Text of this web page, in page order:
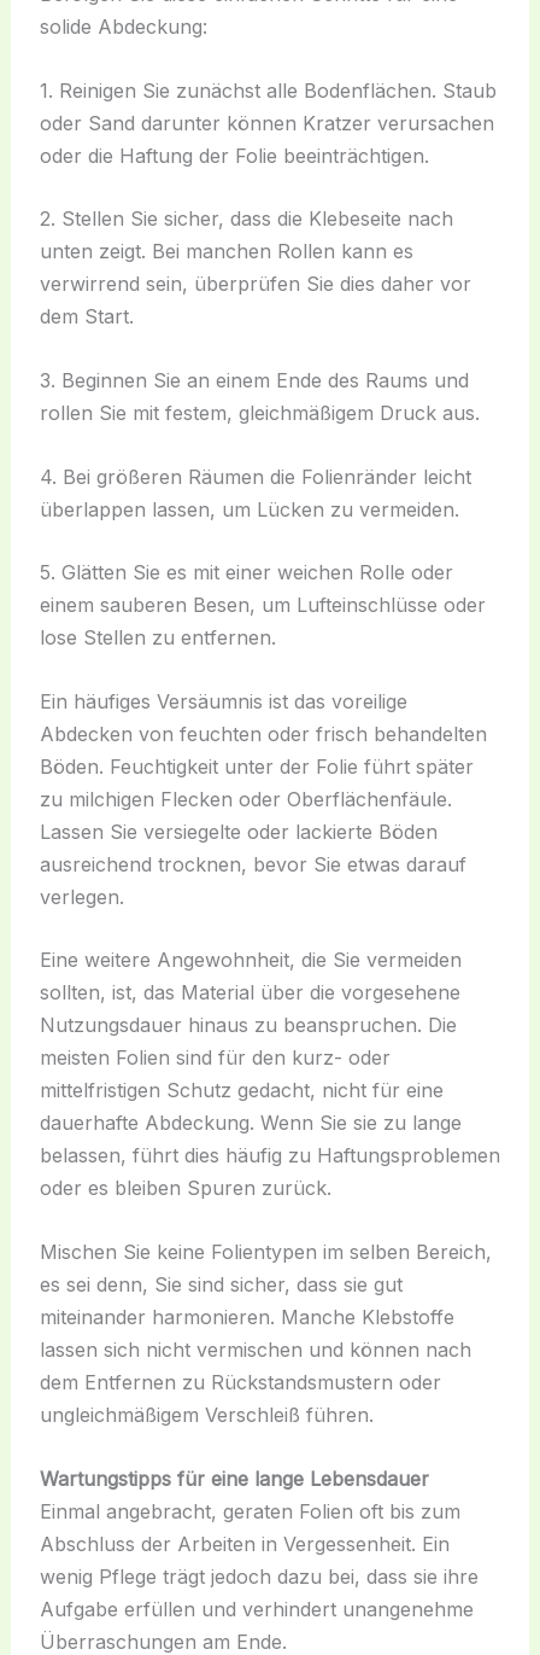
solide Abdeckung:
1. Reinigen Sie zunächst alle Bodenflächen. Staub
oder Sand darunter können Kratzer verursachen
oder die Haftung der Folie beeinträchtigen.
2. Stellen Sie sicher, dass die Klebeseite nach
unten zeigt. Bei manchen Rollen kann es
verwirrend sein, überprüfen Sie dies daher vor
dem Start.
3. Beginnen Sie an einem Ende des Raums und
rollen Sie mit festem, gleichmäßigem Druck aus.
4. Bei größeren Räumen die Folienränder leicht
überlappen lassen, um Lücken zu vermeiden.
5. Glätten Sie es mit einer weichen Rolle oder
einem sauberen Besen, um Lufteinschlüsse oder
lose Stellen zu entfernen.
Ein häufiges Versäumnis ist das voreilige
Abdecken von feuchten oder frisch behandelten
Böden. Feuchtigkeit unter der Folie führt später
zu milchigen Flecken oder Oberflächenfäule.
Lassen Sie versiegelte oder lackierte Böden
ausreichend trocknen, bevor Sie etwas darauf
verlegen.
Eine weitere Angewohnheit, die Sie vermeiden
sollten, ist, das Material über die vorgesehene
Nutzungsdauer hinaus zu beanspruchen. Die
meisten Folien sind für den kurz- oder
mittelfristigen Schutz gedacht, nicht für eine
dauerhafte Abdeckung. Wenn Sie sie zu lange
belassen, führt dies häufig zu Haftungsproblemen
oder es bleiben Spuren zurück.
Mischen Sie keine Folientypen im selben Bereich,
es sei denn, Sie sind sicher, dass sie gut
miteinander harmonieren. Manche Klebstoffe
lassen sich nicht vermischen und können nach
dem Entfernen zu Rückstandsmustern oder
ungleichmäßigem Verschleiß führen.
Wartungstipps für eine lange Lebensdauer
Einmal angebracht, geraten Folien oft bis zum
Abschluss der Arbeiten in Vergessenheit. Ein
wenig Pflege trägt jedoch dazu bei, dass sie ihre
Aufgabe erfüllen und verhindert unangenehme
Überraschungen am Ende.